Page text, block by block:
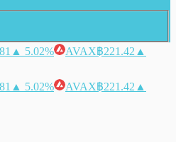
▲ 5.02% AVAX฿221.42 ▲
▲ 5.02% AVAX฿221.42 ▲